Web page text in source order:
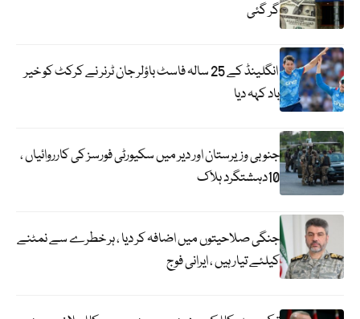
گر گئی
انگلینڈ کے 25 سالہ فاسٹ باؤلر جان ٹرنر نے کرکٹ کو خیر
باد کہہ دیا
جنوبی وزیرستان اور دیر میں سکیورٹی فورسز کی کارروائیاں ،
10دہشتگرد ہلاک
جنگی صلاحیتوں میں اضافہ کر دیا ، ہر خطرے سے نمٹنے
کیلئے تیار ہیں ، ایرانی فوج